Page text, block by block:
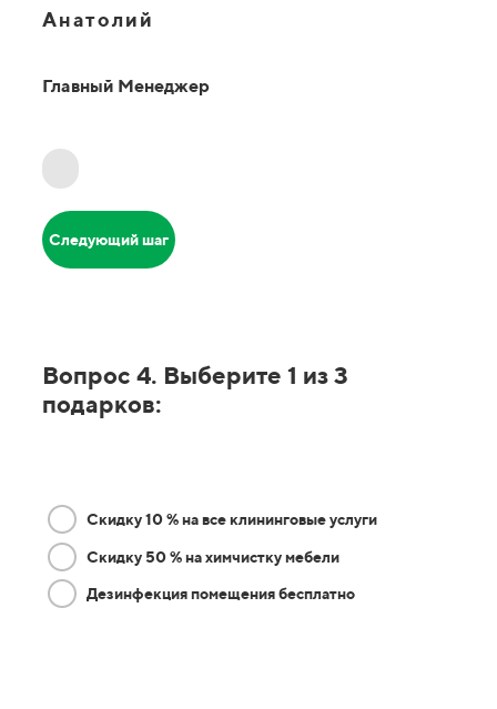
Анатолий
Главный Менеджер
Следующий шаг
Вопрос 4. Выберите 1 из 3
подарков:
Скидку 10 % на все клининговые услуги
Скидку 50 % на химчистку мебели
Дезинфекция помещения бесплатно